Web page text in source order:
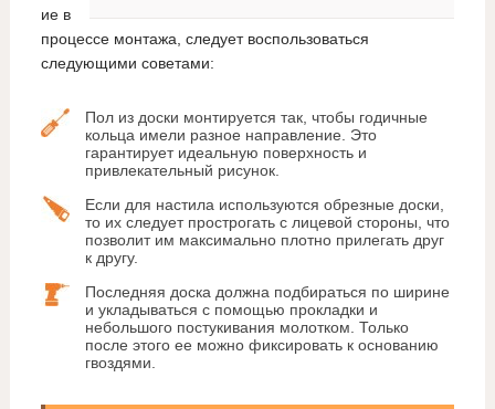
ие в
процессе монтажа, следует воспользоваться
следующими советами:
Пол из доски монтируется так, чтобы годичные
кольца имели разное направление. Это
гарантирует идеальную поверхность и
привлекательный рисунок.
Если для настила используются обрезные доски,
то их следует прострогать с лицевой стороны, что
позволит им максимально плотно прилегать друг
к другу.
Последняя доска должна подбираться по ширине
и укладываться с помощью прокладки и
небольшого постукивания молотком. Только
после этого ее можно фиксировать к основанию
гвоздями.